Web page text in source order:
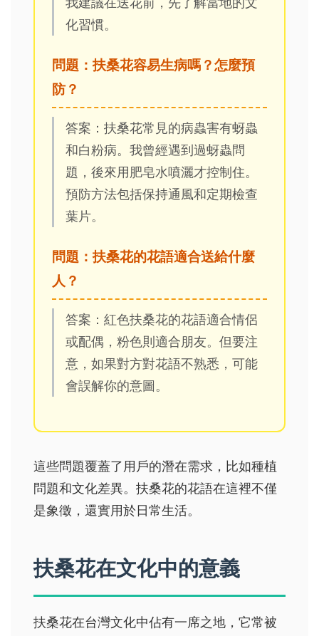
化習慣。
問題：扶桑花容易生病嗎？怎麼預
防？
答案：扶桑花常見的病蟲害有蚜蟲
和白粉病。我曾經遇到過蚜蟲問
題，後來用肥皂水噴灑才控制住。
預防方法包括保持通風和定期檢查
葉片。
問題：扶桑花的花語適合送給什麼
人？
答案：紅色扶桑花的花語適合情侶
或配偶，粉色則適合朋友。但要注
意，如果對方對花語不熟悉，可能
會誤解你的意圖。
這些問題覆蓋了用戶的潛在需求，比如種植
問題和文化差異。扶桑花的花語在這裡不僅
是象徵，還實用於日常生活。
扶桑花在文化中的意義
扶桑花在台灣文化中佔有一席之地，它常被